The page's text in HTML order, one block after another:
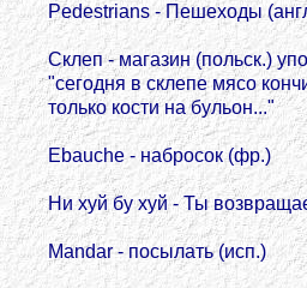
Pedestrians - Пешеходы
Склеп - магазин (польск.)
"сегодня в склепе мясо
только кости на бульон..."
Еbauche - набросок (фр.)
Hи хуй бу хуй - Ты
Mandar - посылать (исп.)